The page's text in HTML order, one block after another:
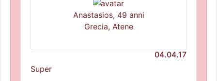
Anastasios, 49 anni
Grecia, Atene
04.04.17
Super